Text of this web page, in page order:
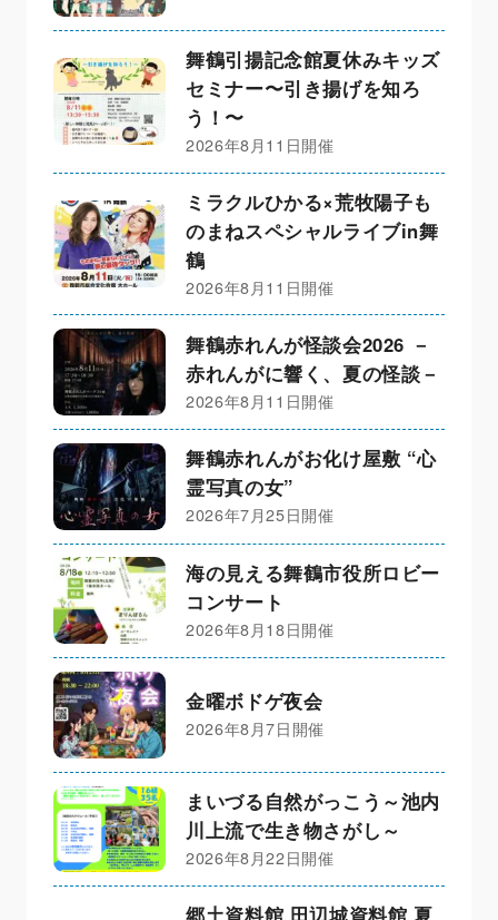
舞鶴引揚記念館夏休みキッズ
セミナー〜引き揚げを知ろ
う！〜
2026年8月11日開催
ミラクルひかる×荒牧陽子も
のまねスペシャルライブin舞
鶴
2026年8月11日開催
舞鶴赤れんが怪談会2026 －
赤れんがに響く、夏の怪談－
2026年8月11日開催
舞鶴赤れんがお化け屋敷 “心
霊写真の女”
2026年7月25日開催
海の見える舞鶴市役所ロビー
コンサート
2026年8月18日開催
金曜ボドゲ夜会
2026年8月7日開催
まいづる自然がっこう～池内
川上流で生き物さがし～
2026年8月22日開催
郷土資料館 田辺城資料館 夏